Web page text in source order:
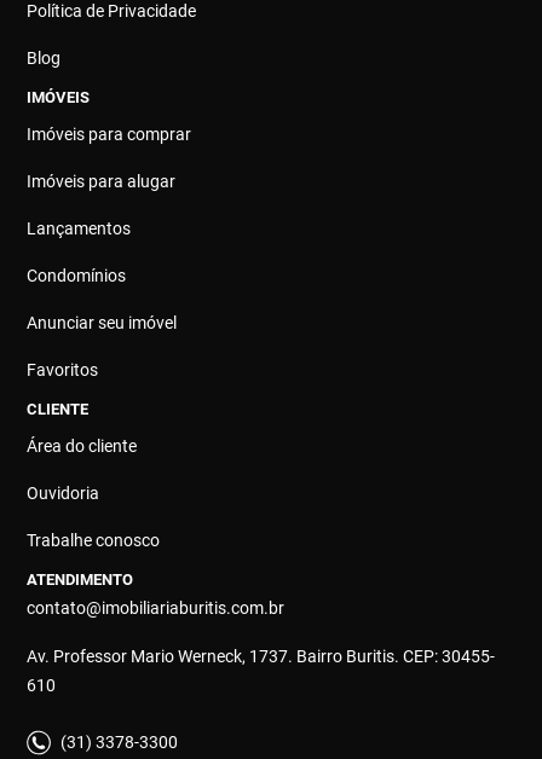
Política de Privacidade
Blog
IMÓVEIS
Imóveis para comprar
Imóveis para alugar
Lançamentos
Condomínios
Anunciar seu imóvel
Favoritos
CLIENTE
Área do cliente
Ouvidoria
Trabalhe conosco
ATENDIMENTO
contato@imobiliariaburitis.com.br
Av. Professor Mario Werneck, 1737. Bairro Buritis. CEP: 30455-
610
(31) 3378-3300